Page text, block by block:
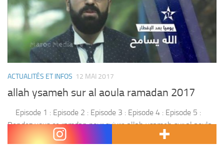
ACTUALITÉS ET INFOS 12 MAI 2017
allah ysameh sur al aoula ramadan 2017
Episode 1 : Episode 2 : Episode 3 : Episode 4 : Episode 5 :
Rendez vous ce ramdan pour suivre allah ysameh sur al aoula
Avec : aziz hattab ,rafiq boubker...